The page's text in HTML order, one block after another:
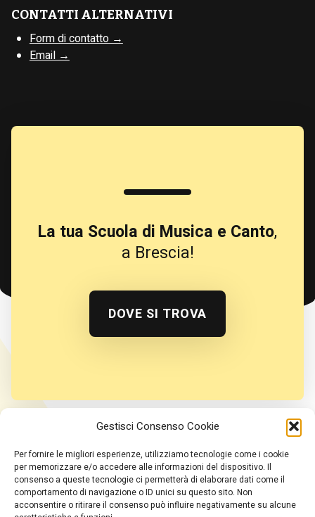
Gestisci Consenso Cookie
Per fornire le migliori esperienze, utilizziamo tecnologie come i cookie
per memorizzare e/o accedere alle informazioni del dispositivo. Il
consenso a queste tecnologie ci permetterà di elaborare dati come il
comportamento di navigazione o ID unici su questo sito. Non
acconsentire o ritirare il consenso può influire negativamente su alcune
CONTATTI ALTERNATIVI
Form di contatto →
Email →
La tua Scuola di Musica e Canto,
a Brescia!
DOVE SI TROVA
TikTok InstagramYouTube
Home
Insegnante